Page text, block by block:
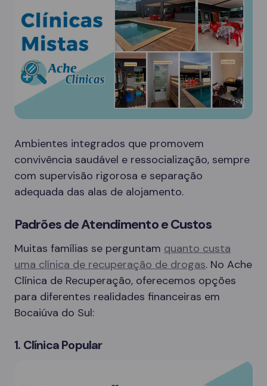
Ambientes integrados que promovem
convivência saudável e ressocialização, sempre
com supervisão rigorosa e separação
adequada das alas de alojamento.
Padrões de Atendimento e Custos
Muitas famílias se perguntam quanto custa
uma clínica de recuperação de drogas. No Ache
Clínica de Recuperação, oferecemos opções
para diferentes realidades financeiras em
Bocaiúva do Sul:
1. Clínica Popular